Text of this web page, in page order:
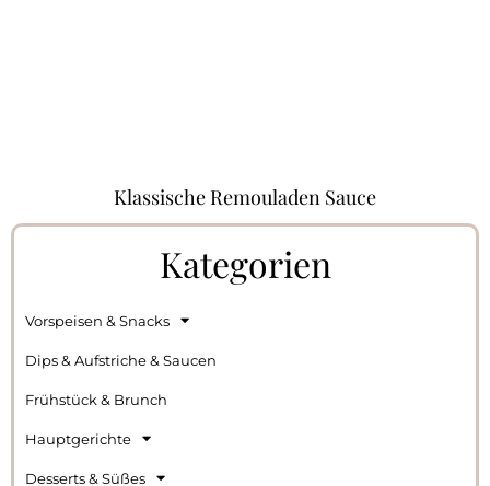
Klassische Remouladen Sauce
Kategorien
Vorspeisen & Snacks
Dips & Aufstriche & Saucen
Frühstück & Brunch
Hauptgerichte
Desserts & Süßes